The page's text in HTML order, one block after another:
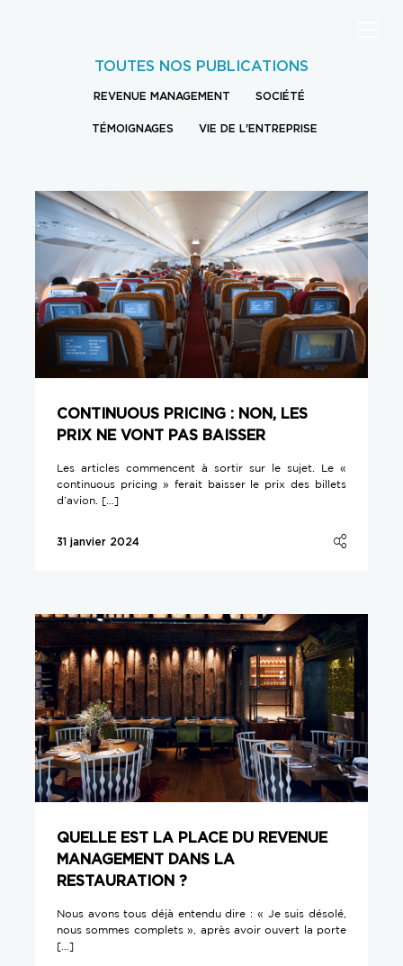
TOUTES NOS PUBLICATIONS
REVENUE MANAGEMENT SOCIÉTÉ
TÉMOIGNAGES VIE DE L'ENTREPRISE
CONTINUOUS PRICING : NON, LES
PRIX NE VONT PAS BAISSER
Les articles commencent à sortir sur le sujet. Le «
continuous pricing » ferait baisser le prix des billets
d’avion. […]
31 janvier 2024
QUELLE EST LA PLACE DU REVENUE
MANAGEMENT DANS LA
RESTAURATION ?
Nous avons tous déjà entendu dire : « Je suis désolé,
nous sommes complets », après avoir ouvert la porte
[…]